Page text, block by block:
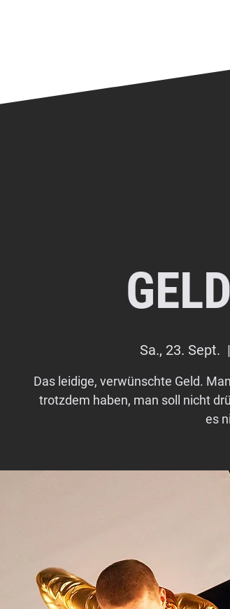
Sa., 23. Sept.
  |
Das leidige, verwünschte Geld.
trotzdem haben, man soll nicht
es